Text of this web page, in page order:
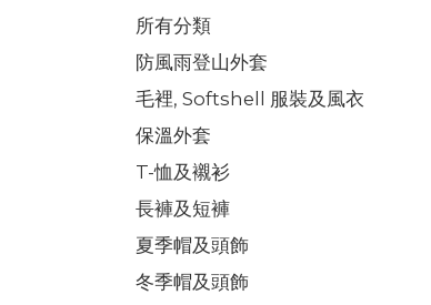
所有分類
防風雨登山外套
毛裡, Softshell 服裝及風衣
保溫外套
T-恤及襯衫
長褲及短褲
夏季帽及頭飾
冬季帽及頭飾